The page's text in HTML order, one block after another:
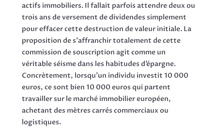
actifs immobiliers. Il fallait parfois attendre deux ou
trois ans de versement de dividendes simplement
pour effacer cette destruction de valeur initiale. La
proposition de s’affranchir totalement de cette
commission de souscription agit comme un
véritable séisme dans les habitudes d’épargne.
Concrètement, lorsqu’un individu investit 10 000
euros, ce sont bien 10 000 euros qui partent
travailler sur le marché immobilier européen,
achetant des mètres carrés commerciaux ou
logistiques.